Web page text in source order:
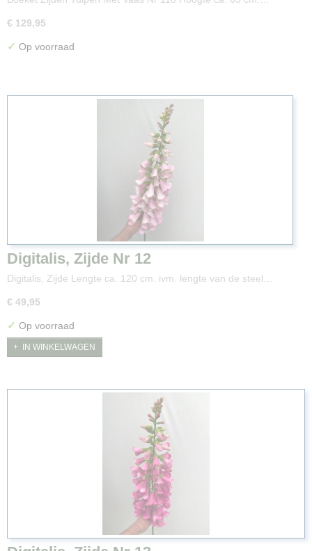
€ 129,95
✓ Op voorraad
Digitalis, Zijde Nr 12
Digitalis, Zijde Lengte ca. 120 cm. ivm. lengte van de steel…
€ 49,95
✓ Op voorraad
IN WINKELWAGEN